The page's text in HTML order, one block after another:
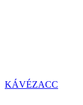
KÁVÉZACC